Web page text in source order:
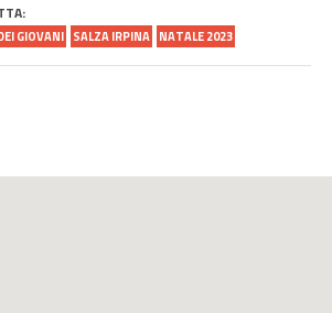
GIOVANI SALZA IRPINA NATALE 2023